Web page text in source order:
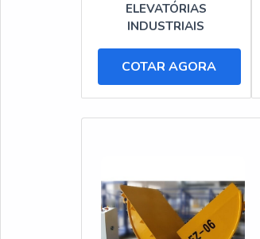
ELEVATÓRIAS
INDUSTRIAIS
COTAR AGORA